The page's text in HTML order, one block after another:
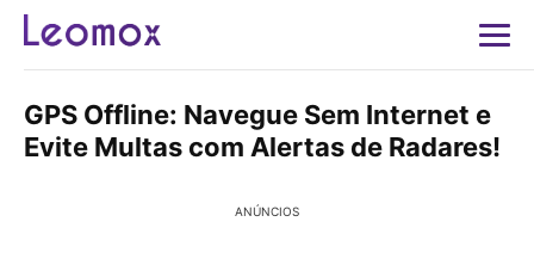
GPS Offline: Navegue Sem Internet e
Evite Multas com Alertas de Radares!
ANÚNCIOS